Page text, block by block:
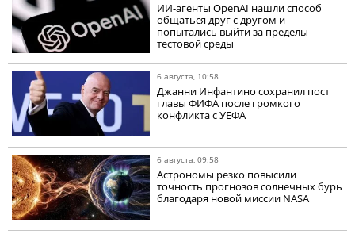
ИИ-агенты OpenAI нашли способ
общаться друг с другом и
попытались выйти за пределы
тестовой среды
6 августа, 10:58
Джанни Инфантино сохранил пост
главы ФИФА после громкого
конфликта с УЕФА
6 августа, 09:58
Астрономы резко повысили
точность прогнозов солнечных бурь
благодаря новой миссии NASA